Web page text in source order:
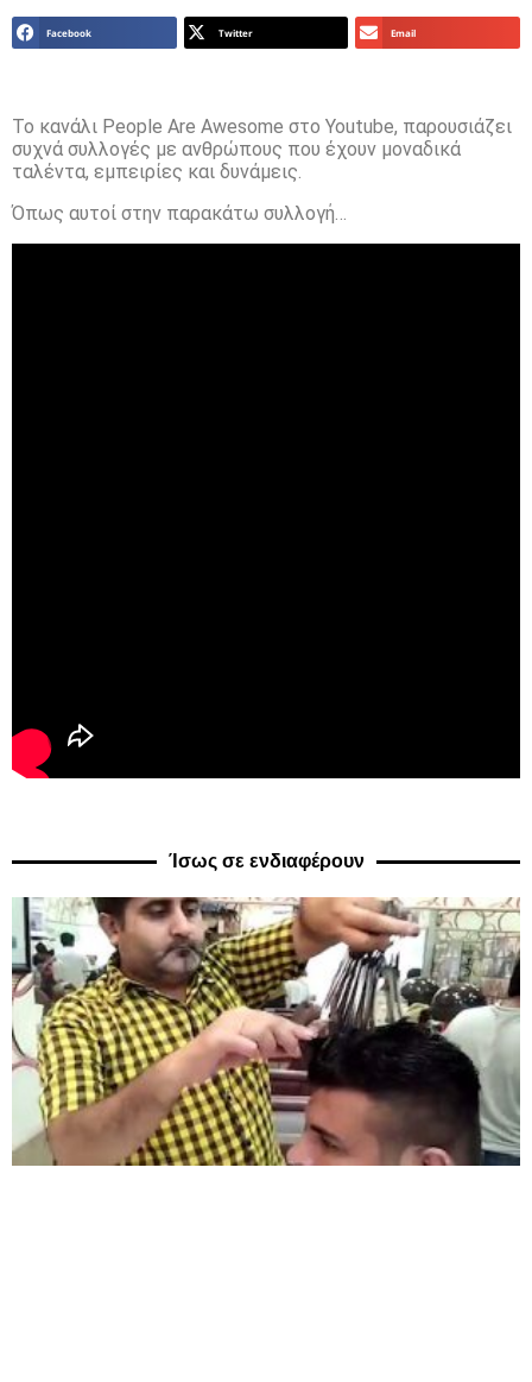
Facebook Twitter Email
Το κανάλι People Are Awesome στο Youtube, παρουσιάζει
συχνά συλλογές με ανθρώπους που έχουν μοναδικά
ταλέντα, εμπειρίες και δυνάμεις.
Όπως αυτοί στην παρακάτω συλλογή…
Ίσως σε ενδιαφέρουν